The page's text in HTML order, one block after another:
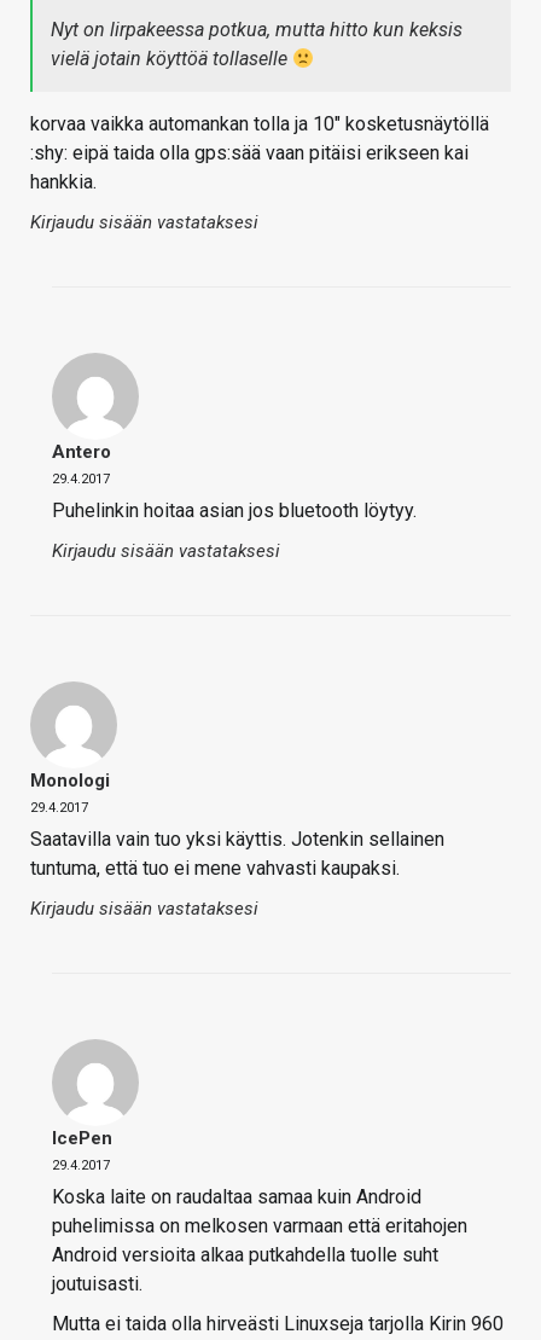
Nyt on lirpakeessa potkua, mutta hitto kun keksis
vielä jotain köyttöä tollaselle
korvaa vaikka automankan tolla ja 10" kosketusnäytöllä
:shy: eipä taida olla gps:sää vaan pitäisi erikseen kai
hankkia.
Kirjaudu sisään vastataksesi
Antero
29.4.2017
Puhelinkin hoitaa asian jos bluetooth löytyy.
Kirjaudu sisään vastataksesi
Monologi
29.4.2017
Saatavilla vain tuo yksi käyttis. Jotenkin sellainen
tuntuma, että tuo ei mene vahvasti kaupaksi.
Kirjaudu sisään vastataksesi
IcePen
29.4.2017
Koska laite on raudaltaa samaa kuin Android
puhelimissa on melkosen varmaan että eritahojen
Android versioita alkaa putkahdella tuolle suht
joutuisasti.
Mutta ei taida olla hirveästi Linuxseja tarjolla Kirin 960